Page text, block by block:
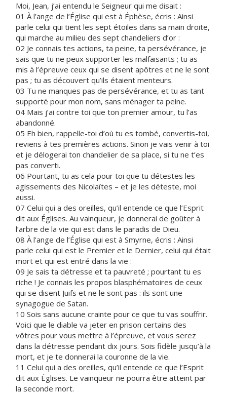
Moi, Jean, j’ai entendu le Seigneur qui me disait :
01 À l’ange de l’Église qui est à Éphèse, écris : Ainsi
parle celui qui tient les sept étoiles dans sa main droite,
qui marche au milieu des sept chandeliers d’or :
02 Je connais tes actions, ta peine, ta persévérance, je
sais que tu ne peux supporter les malfaisants ; tu as
mis à l’épreuve ceux qui se disent apôtres et ne le sont
pas ; tu as découvert qu’ils étaient menteurs.
03 Tu ne manques pas de persévérance, et tu as tant
supporté pour mon nom, sans ménager ta peine.
04 Mais j’ai contre toi que ton premier amour, tu l’as
abandonné.
05 Eh bien, rappelle-toi d’où tu es tombé, convertis-toi,
reviens à tes premières actions. Sinon je vais venir à toi
et je délogerai ton chandelier de sa place, si tu ne t’es
pas converti.
06 Pourtant, tu as cela pour toi que tu détestes les
agissements des Nicolaïtes – et je les déteste, moi
aussi.
07 Celui qui a des oreilles, qu’il entende ce que l’Esprit
dit aux Églises. Au vainqueur, je donnerai de goûter à
l’arbre de la vie qui est dans le paradis de Dieu.
08 À l’ange de l’Église qui est à Smyrne, écris : Ainsi
parle celui qui est le Premier et le Dernier, celui qui était
mort et qui est entré dans la vie :
09 Je sais ta détresse et ta pauvreté ; pourtant tu es
riche ! Je connais les propos blasphématoires de ceux
qui se disent Juifs et ne le sont pas : ils sont une
synagogue de Satan.
10 Sois sans aucune crainte pour ce que tu vas souffrir.
Voici que le diable va jeter en prison certains des
vôtres pour vous mettre à l’épreuve, et vous serez
dans la détresse pendant dix jours. Sois fidèle jusqu’à la
mort, et je te donnerai la couronne de la vie.
11 Celui qui a des oreilles, qu’il entende ce que l’Esprit
dit aux Églises. Le vainqueur ne pourra être atteint par
la seconde mort.